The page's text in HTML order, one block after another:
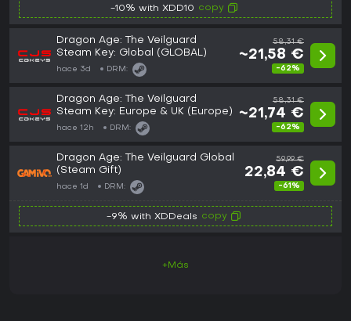
-10% with XDD10 copy
Dragon Age: The Veilguard
Steam Key: Global (GLOBAL)
hace 3d DRM:
58,31 €
~21,58 €
-62%
Dragon Age: The Veilguard
Steam Key: Europe & UK (Europe)
hace 12h DRM:
58,31 €
~21,74 €
-62%
Dragon Age: The Veilguard Global
(Steam Gift)
hace 1d DRM:
59,99 €
22,84 €
-61%
-9% with XDDeals copy
+Más